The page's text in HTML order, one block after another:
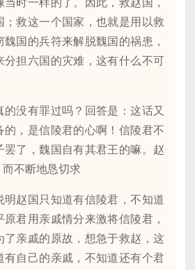
时一样的了。因此，救赵国，
；救这一个国家，也就是用以救
国的兵符来解脱魏国的祸患，
分担六国的灾难，这有什么不可
没有罪过吗？回答是：这话又
的，是信陵君的心啊！信陵君不
罢了，魏国自有其君王的嘛。赵
不断地恳切求
明赵国只知道有信陵君，不知道
君用亲戚情分来激将信陵君，
了亲戚的原故，想急于救赵，这
有自己的亲戚，不知道还有个君